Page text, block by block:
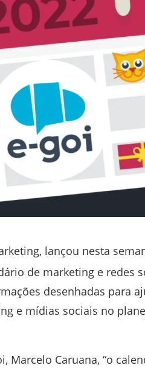
lançou nesta
de marketing e redes
desenhadas para
e mídias sociais no
Marcelo Caruana, “o